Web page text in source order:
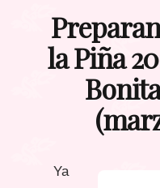
la Piña
Ya